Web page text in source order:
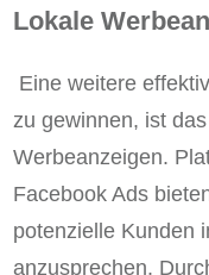
Lokale
Eine weitere
zu gewinnen, ist
Werbeanzeigen.
Facebook Ads
potenzielle Kunden
anzusprechen.